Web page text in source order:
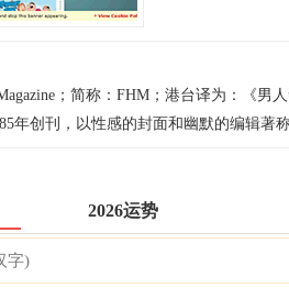
；简称：FHM；港台译为：《
年创刊，以性感的封面和幽默的编辑著称
2026运势